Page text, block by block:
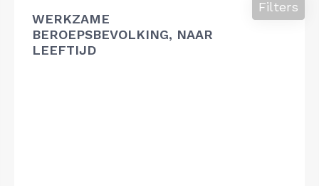
WERKZAME
BEROEPSBEVOLKING, NAAR
LEEFTIJD
Filters